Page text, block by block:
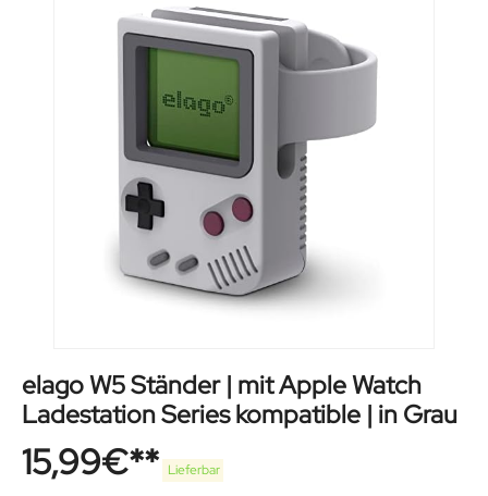
elago W5 Ständer | mit Apple Watch
Ladestation Series kompatible | in Grau
15,99€ Lieferbar